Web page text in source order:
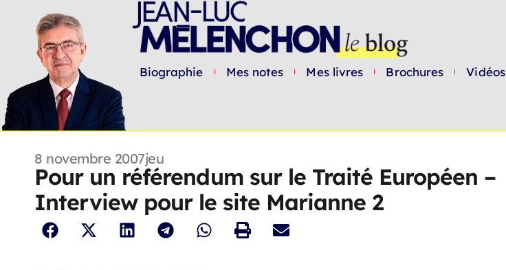
Biographie Mes notes Mes livres Brochures Vidéos
8 novembre 2007jeu
Pour un référendum sur le Traité Européen –
Interview pour le site Marianne 2